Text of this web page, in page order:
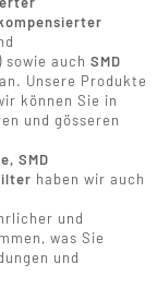
sowie auch SMD
an. Unsere Produkte
können Sie in
und gösseren
SMD
haben wir auch
und
was Sie
und